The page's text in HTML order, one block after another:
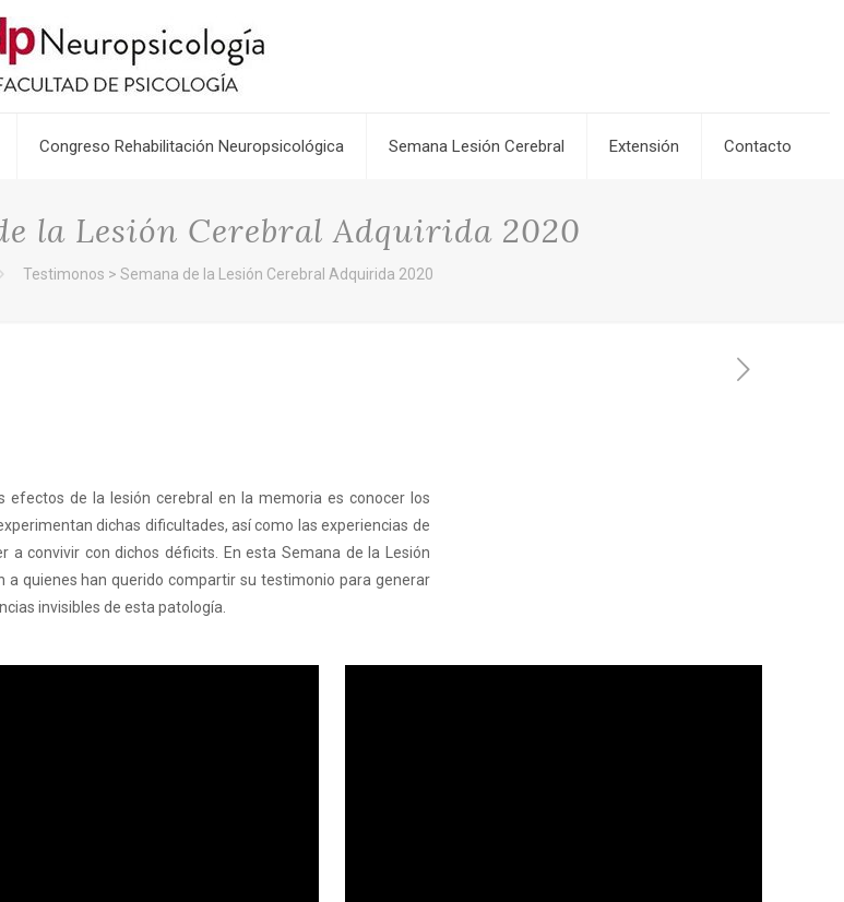
Congreso Rehabilitación Neuropsicológica Semana Lesión Cerebral Extensión Contacto
la Lesión Cerebral Adquirida 2020
Testimonos > Semana de la Lesión Cerebral Adquirida 2020
efectos de la lesión cerebral en la memoria es conocer los
dichas dificultades, así como las experiencias de
a convivir con dichos déficits. En esta Semana de la Lesión
a quienes han querido compartir su testimonio para generar
invisibles de esta patología.